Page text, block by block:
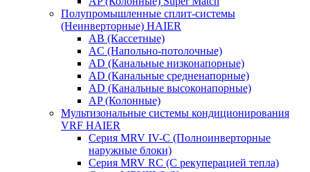
Полупромышленные сплит-системы
(Неинверторные) HAIER
AB (Кассетные)
AC (Напольно-потолочные)
AD (Канальные низконапорные)
AD (Канальные средненапорные)
AD (Канальные высоконапорные)
AP (Колонные)
Мультизональные системы кондиционирования
VRF HAIER
Серия MRV IV-C (Полноинверторные
наружные блоки)
Серия MRV RC (С рекуперацией тепла)